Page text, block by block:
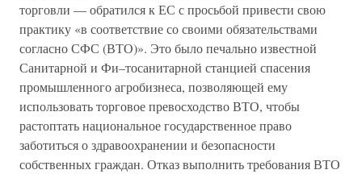
торговли — обратился к ЕС с просьбой привести свою
практику «в соответствие со своими обязательствами
согласно СФС (ВТО)». Это было печально известной
Санитарной и Фи–тосанитарной станцией спасения
промышленного агробизнеса, позволяющей ему
использовать торговое превосходство ВТО, чтобы
растоптать национальное государственное право
заботиться о здравоохранении и безопасности
собственных граждан. Отказ выполнить требования ВТО